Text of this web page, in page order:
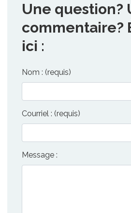
Une question?
commentaire?
ici :
Nom : (requis)
Courriel : (requis)
Message :